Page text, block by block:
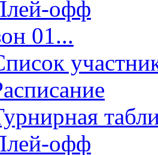
офф
01...
офф